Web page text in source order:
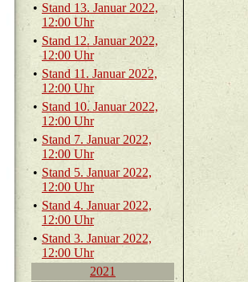
• Stand 13. Ja­nu­ar 2022,
12:00 Uhr
• Stand 12. Ja­nu­ar 2022,
12:00 Uhr
• Stand 11. Ja­nu­ar 2022,
12:00 Uhr
• Stand 10. Ja­nu­ar 2022,
12:00 Uhr
• Stand 7. Ja­nu­ar 2022,
12:00 Uhr
• Stand 5. Ja­nu­ar 2022,
12:00 Uhr
• Stand 4. Ja­nu­ar 2022,
12:00 Uhr
• Stand 3. Ja­nu­ar 2022,
12:00 Uhr
2021